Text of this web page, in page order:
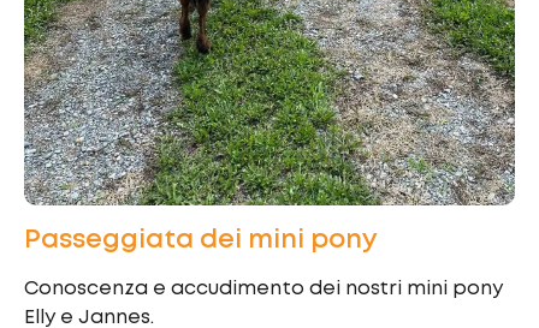
Passeggiata dei mini pony
Conoscenza e accudimento dei nostri mini pony
Elly e Jannes.